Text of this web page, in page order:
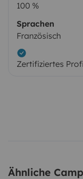
100 %
Sprachen
Französisch
Zertifiziertes
Ähnliche